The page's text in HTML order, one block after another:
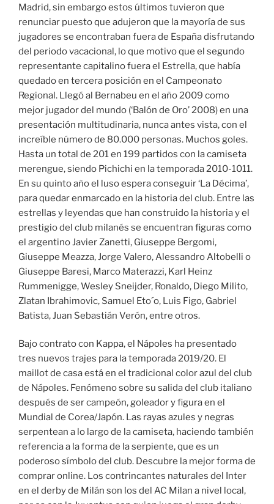
Madrid, sin embargo estos últimos tuvieron que
renunciar puesto que adujeron que la mayoría de sus
jugadores se encontraban fuera de España disfrutando
del periodo vacacional, lo que motivo que el segundo
representante capitalino fuera el Estrella, que había
quedado en tercera posición en el Campeonato
Regional. Llegó al Bernabeu en el año 2009 como
mejor jugador del mundo (‘Balón de Oro’ 2008) en una
presentación multitudinaria, nunca antes vista, con el
increíble número de 80.000 personas. Muchos goles.
Hasta un total de 201 en 199 partidos con la camiseta
merengue, siendo Pichichi en la temporada 2010-1011.
En su quinto año el luso espera conseguir ‘La Décima’,
para quedar enmarcado en la historia del club. Entre las
estrellas y leyendas que han construido la historia y el
prestigio del club milanés se encuentran figuras como
el argentino Javier Zanetti, Giuseppe Bergomi,
Giuseppe Meazza, Jorge Valero, Alessandro Altobelli o
Giuseppe Baresi, Marco Materazzi, Karl Heinz
Rummenigge, Wesley Sneijder, Ronaldo, Diego Milito,
Zlatan Ibrahimovic, Samuel Eto´o, Luis Figo, Gabriel
Batista, Juan Sebastián Verón, entre otros.
Bajo contrato con Kappa, el Nápoles ha presentado
tres nuevos trajes para la temporada 2019/20. El
maillot de casa está en el tradicional color azul del club
de Nápoles. Fenómeno sobre su salida del club italiano
después de ser campeón, goleador y figura en el
Mundial de Corea/Japón. Las rayas azules y negras
serpentean a lo largo de la camiseta, haciendo también
referencia a la forma de la serpiente, que es un
poderoso símbolo del club. Descubre la mejor forma de
comprar online. Los contrincantes naturales del Inter
en el derby de Milán son los del AC Milan a nivel local,